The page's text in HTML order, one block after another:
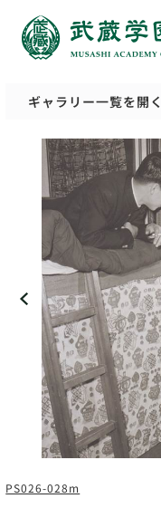
ギャラリー一覧を開く
PS026-028m